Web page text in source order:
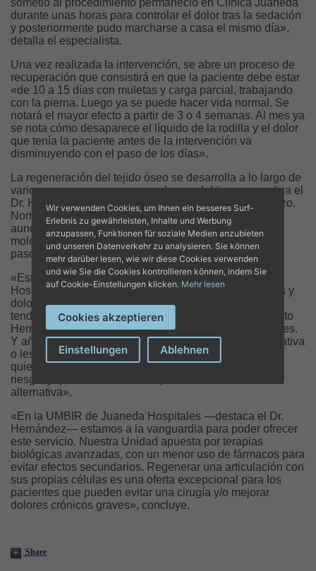
sometió al procedimiento permaneció en Clínica Juaneda
durante unas horas para controlar el dolor tras la sedación
y posteriormente pudo marcharse a casa el mismo día»,
detalla el especialista.
Una vez realizada la intervención, se abre un proceso de
recuperación que consistirá en que la paciente debe estar
«de 10 a 15 días con muletas y carga parcial, trabajando
con la pierna. Luego ya se puede hacer vida normal. Se
notará el mayor efecto a partir de 3 o 4 semanas. Al mes ya
se nota cómo desaparece el líquido de la rodilla y el dolor
que tenía la paciente antes de la intervención va
disminuyendo con el paso de los días».
La regeneración del tejido óseo se desarrolla a lo largo de
varios meses y es mayor con el paso del tiempo, explica el
Dr. Hartmann: «Es un proceso que culmina a largo plazo.
Normalmente, con un único tratamiento es suficiente,
aunque se puede repetir si el paciente nota nuevas
molestias, como ha sucedido en algunos casos, tras el
paso de varios años».
«Estamos muy contentos de poder ofrecer en Juaneda
Hospitales este tratamiento a los pacientes con artrosis y
dolor crónico, sobre una articulación, un músculo o un
tendón, que regenera los tejidos», comenta el Dr. Alberto
Hernández, director de la UMBIR de Juaneda Hospitales.
Y añade: «Está indicado en casos de artrosis degenerativa
o lesiones tendinosas crónicas, en enfermos que no se
quieren o no se pueden operar, por ser pacientes de
riesgo, y que en Juaneda Hospitales tienen ahora esta
alternativa».
«En la UMBIR de Juaneda Hospitales —destaca el Dr.
Hernández— estamos a la vanguardia para poder ofrecer
este servicio. Nuestra Unidad apuesta por terapias
biológicas avanzadas, con un menor uso de fármacos para
evitar efectos secundarios. Regenerar una articulación con
sus propias células es una oferta excepcional para los
pacientes que pueden evitar una cirugía y/o mejorar
dolores crónicos graves», concluye.
Share
Wir verwenden Cookies, um Ihnen ein besseres Surf-
Erlebnis zu gewährleisten, Inhalte und Werbung
anzupassen, Funktionen für soziale Medien anzubieten
und unseren Datenverkehr zu analysieren. Sie können
mehr darüber lesen, wie wir diese Cookies verwenden
und wie Sie die Cookies kontrollieren können, indem Sie
auf Cookie-Einstellungen klicken. Mehr lesen
Cookies akzeptieren
Einstellungen Ablehnen